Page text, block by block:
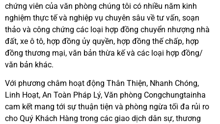
chứng viên của văn phòng chúng tôi có nhiều năm kinh
nghiệm thực tế và nghiệp vụ chuyên sâu về tư vấn, soạn
thảo và công chứng các loại hợp đồng chuyển nhượng nhà
đất, xe ô tô, hợp đồng ủy quyền, hợp đồng thế chấp, hợp
đồng thương mại, văn bản thừa kế và các loại hợp đồng/
văn bản khác.
Với phương châm hoạt động Thân Thiện, Nhanh Chóng,
Linh Hoạt, An Toàn Pháp Lý, Văn phòng Congchungtainha
cam kết mang tới sự thuận tiện và phòng ngừa tối đa rủi ro
cho Quý Khách Hàng trong các giao dịch dân sự, thương